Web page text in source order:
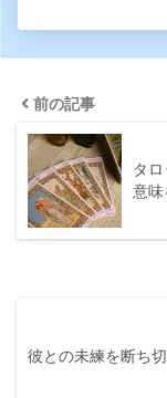
前の記事
タ
意味
彼との未練を断ち